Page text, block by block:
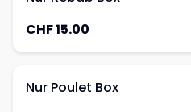
CHF 15.00
Nur Poulet Box